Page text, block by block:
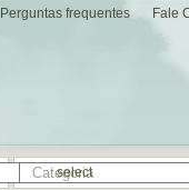
Perguntas frequentes Fale
select